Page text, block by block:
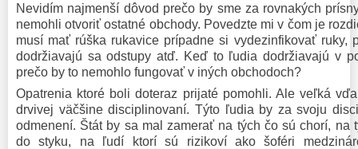
Nevidím najmenší dôvod prečo by sme za rovnakých
nemohli otvoriť ostatné obchody. Povedzte mi v čom je
musí mať rúška rukavice prípadne si vydezinfikovať ruky,
dodržiavajú sa odstupy atď. Keď to ľudia dodržiavajú v
prečo by to nemohlo fungovať v iných obchodoch?
Opatrenia ktoré boli doteraz prijaté pomohli. Ale veľká
drvivej väčšine disciplinovaní. Týto ľudia by za svoju
odmenení. Štát by sa mal zamerať na tých čo sú chorí, na
do styku, na ľudí ktorí sú rizikoví ako šoféri